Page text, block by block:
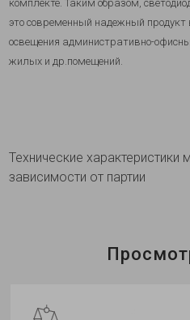
комплекте. Таким образом,
это современный надежный продукт
освещения административно-
жилых и др.помещений.
Технические характеристики
зависимости от партии